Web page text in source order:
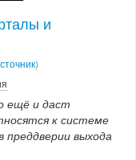
и
)
ещё и даст
к системе
выхода